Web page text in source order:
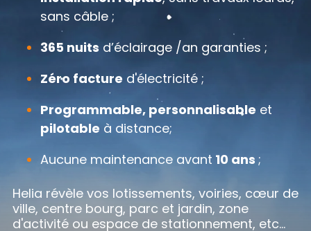
sans câble ;
365 nuits d’éclairage /an garanties ;
Zéro facture d'électricité ;
Programmable, personnalisable et
pilotable à distance;
Aucune maintenance avant 10 ans ;
Helia révèle vos lotissements, voiries, cœur de
ville, centre bourg, parc et jardin, zone
d'activité ou espace de stationnement, etc…